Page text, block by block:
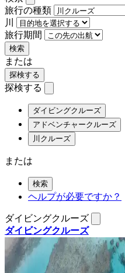
旅行の種類
川
旅行期間
検索
または
探検する
探検する
ダイビングクルーズ
アドベンチャークルーズ
川クルーズ
または
検索
ヘルプが必要ですか？
ダイビングクルーズ
ダイビングクルーズ